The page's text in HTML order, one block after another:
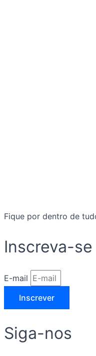
Fique por dentro de
Inscreva-
E-mail
Inscrever
Siga-nos